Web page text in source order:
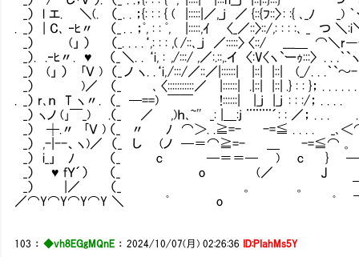
_） l エ. ＼(. （_ . . ；{: : : { ( |:::::|／,_j ／ {::{ﾌ::〉 : :{ ､_ﾉ _)
. _） | C､ ‐ﾋ〃 （_ . . ；ﾟ, : : ﾟ, |:::::,ｲ 〈_／::〉::/,: : : :､ _ つ
_） (」 ） （_. . . .‘,: : : ,( /::､_j ／:::::〉 〈::/ ___＿ ⌒＼
_）. .‐ﾋ〃. ♥ （_ ＼. . ‘i, : ,/:::/ ,／:.::,.イ 〈:V〈ヽ`ーｩ:::〉 . . .
_） (」 ） ｢Ｖ ) （_ ノ ヽ. .‘i, /:::/／::／|::::::| |::| |::| (_/ . . .
_） )／ （_ ､ 〈:::::::::::／ |::::::| .|::| |::| .} : : }； . . . .
. _） r､ｎ T ヽ〃. （_ ─==) ￣￣ !::::::| |_j |_j : :
_） ヽノ (｣￣_) .（_ ／ ,)ｈ､~'' _: |＿:j
_） ┼.〃 ｢Ｖ ) （_ 〃 ﾉ ⌒＞. .≧=- -=≦ . .
_） ,-|--、ヽ)／ （_ し (ノ ─＝
_） i_」 ﾉ （_ c ─＝＝─
_） ♥ fＹ´） （_ o (
_） |／ （_ 。 。
／⌒Y⌒Y⌒Y⌒Y ＼ ﾟ o
103 ：◆vh8EGgMQnE ：2024/10/07(月) 02:26:36 ID:PIahMs5Y